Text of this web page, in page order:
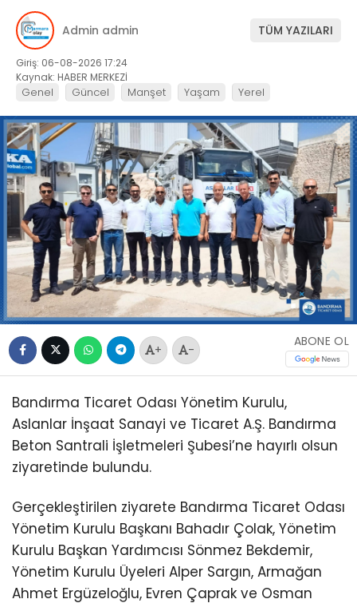
Admin admin TÜM YAZILARI
Giriş: 06-08-2026 17:24
Kaynak: HABER MERKEZİ
Genel Güncel Manşet Yaşam Yerel
+ -
ABONE OL
Bandırma Ticaret Odası Yönetim Kurulu,
Aslanlar İnşaat Sanayi ve Ticaret A.Ş. Bandırma
Beton Santrali İşletmeleri Şubesi’ne hayırlı olsun
ziyaretinde bulundu.
Gerçekleştirilen ziyarete Bandırma Ticaret Odası
Yönetim Kurulu Başkanı Bahadır Çolak, Yönetim
Kurulu Başkan Yardımcısı Sönmez Bekdemir,
Yönetim Kurulu Üyeleri Alper Sargın, Armağan
Ahmet Ergüzeloğlu, Evren Çaprak ve Osman